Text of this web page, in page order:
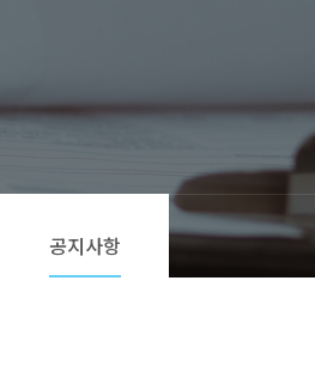
공지사항